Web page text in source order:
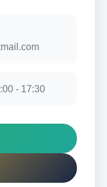
- 17:30